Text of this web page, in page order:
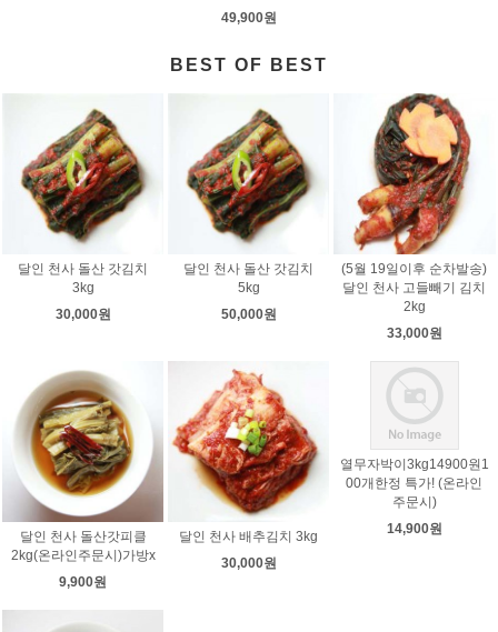
49,900원
BEST OF BEST
달인 천사 돌산 갓김치
3kg
30,000원
달인 천사 돌산 갓김치
5kg
50,000원
(5월 19일이후 순차발송)
달인 천사 고들빼기 김치
2kg
33,000원
달인 천사 돌산갓피클
2kg(온라인주문시)가방x
9,900원
달인 천사 배추김치 3kg
30,000원
열무자박이3kg14900원1
00개한정 특가! (온라인
주문시)
14,900원